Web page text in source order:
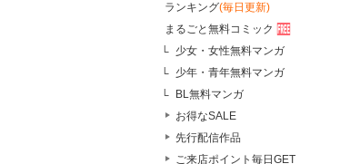
ランキング(毎日更新)
まるごと無料コミック
少女・女性無料マンガ
少年・青年無料マンガ
BL無料マンガ
お得なSALE
先行配信作品
ご来店ポイント毎日GET